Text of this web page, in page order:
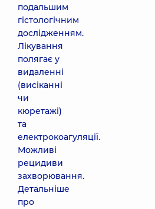
подальшим
гістологічним
дослідженням.
Лікування
полягає у
видаленні
(висіканні
чи
кюретажі)
та
електрокоагуляції.
Можливі
рецидиви
захворювання.
Детальніше
про